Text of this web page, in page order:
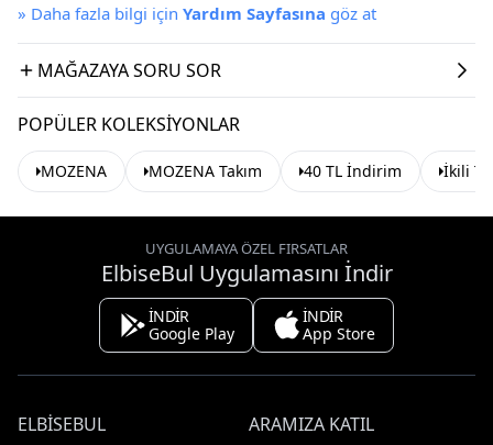
» Daha fazla bilgi için Yardım Sayfasına göz at
MAĞAZAYA SORU SOR
POPÜLER KOLEKSIYONLAR
MOZENA MOZENA Takım 40 TL İndirim İkili
UYGULAMAYA ÖZEL FIRSATLAR
ElbiseBul Uygulamasını İndir
İNDİR
Google Play
İNDİR
App Store
ELBISEBUL
ARAMIZA KATIL